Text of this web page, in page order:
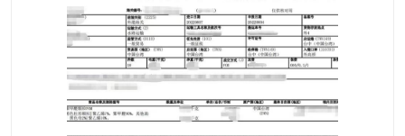
家用电器报关 机床进口清关
国际灯具清关